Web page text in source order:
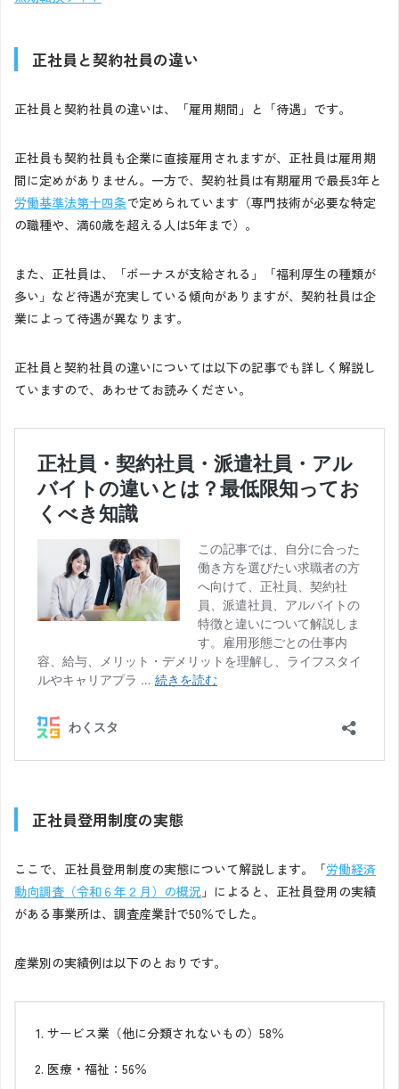
正社員と契約社員の違い
正社員と契約社員の違いは、「雇用期間」と「待遇」です。
正社員も契約社員も企業に直接雇用されますが、正社員は雇用期
間に定めがありません。一方で、契約社員は有期雇用で最長3年と
労働基準法第十四条で定められています（専門技術が必要な特定
の職種や、満60歳を超える人は5年まで）。
また、正社員は、「ボーナスが支給される」「福利厚生の種類が
多い」など待遇が充実している傾向がありますが、契約社員は企
業によって待遇が異なります。
正社員と契約社員の違いについては以下の記事でも詳しく解説し
ていますので、あわせてお読みください。
正社員登用制度の実態
ここで、正社員登用制度の実態について解説します。「労働経済
動向調査（令和６年２月）の概況 」によると、正社員登用の実績
がある事業所は、調査産業計で50％でした。
産業別の実績例は以下のとおりです。
サービス業（他に分類されないもの）58％
医療・福祉：56％